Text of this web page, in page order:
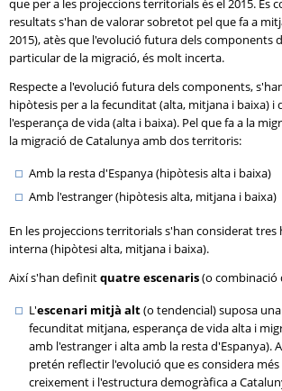
que per a les projeccions territorials és el 2015. Es
resultats s'han de valorar sobretot pel que fa a
2015), atès que l'evolució futura dels components
particular de la migració, és molt incerta.
Respecte a l'evolució futura dels components,
hipòtesis per a la fecunditat (alta, mitjana i baixa) i
l'esperança de vida (alta i baixa). Pel que fa a la
la migració de Catalunya amb dos territoris:
Amb la resta d'Espanya (hipòtesis alta i baixa)
Amb l'estranger (hipòtesis alta, mitjana i baixa)
En les projeccions territorials s'han considerat tres
interna (hipòtesi alta, mitjana i baixa).
Així s'han definitquatre escenaris(o combinació
L'escenari mitjà alt(o tendencial) suposa
fecunditat mitjana, esperança de vida alta i
amb l'estranger i alta amb la resta d'Espanya).
pretén reflectir l'evolució que es considera
creixement i l'estructura demogràfica a